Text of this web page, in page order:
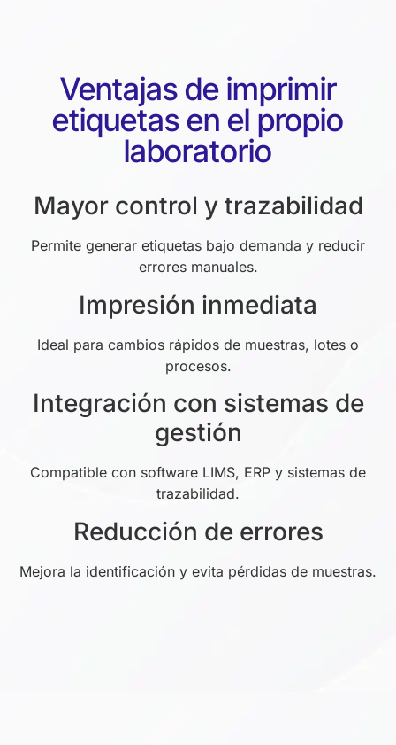
Ventajas de imprimir
etiquetas en el propio
laboratorio
Mayor control y trazabilidad
Permite generar etiquetas bajo demanda y reducir
errores manuales.
Impresión inmediata
Ideal para cambios rápidos de muestras, lotes o
procesos.
Integración con sistemas de
gestión
Compatible con software LIMS, ERP y sistemas de
trazabilidad.
Reducción de errores
Mejora la identificación y evita pérdidas de muestras.